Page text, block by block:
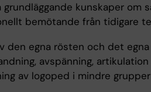
grundläggande kunskaper om
bemötande från tidigare
den egna rösten och det
avspänning,
av logoped i mindre